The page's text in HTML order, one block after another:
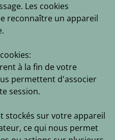
Les cookies
reconnaître un appareil
à la fin de votre
permettent d'associer
session.
stockés sur votre appareil
ce qui nous permet